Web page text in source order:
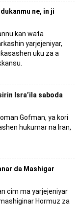
ne, in ji
kan wata
yarjejeniyar,
uku za a
Isra’ila saboda
Gofman, ya kori
hukumar na Iran,
da Mashigar
cim ma yarjejeniyar
Hormuz za